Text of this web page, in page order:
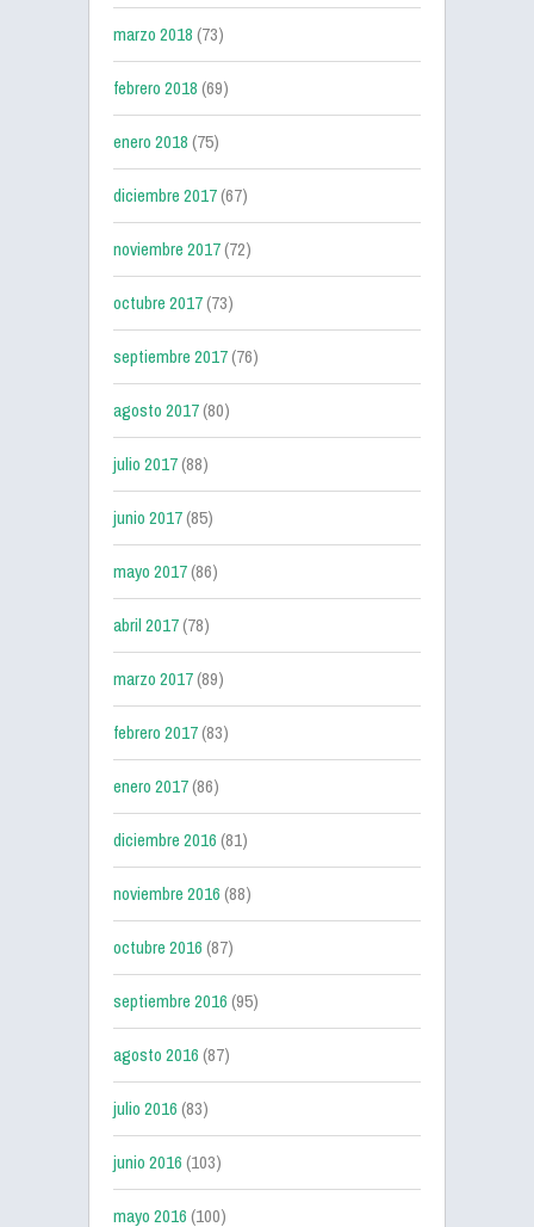
marzo 2018(73)
febrero 2018(69)
enero 2018(75)
diciembre 2017(67)
noviembre 2017(72)
octubre 2017(73)
septiembre 2017(76)
agosto 2017(80)
julio 2017(88)
junio 2017(85)
mayo 2017(86)
abril 2017(78)
marzo 2017(89)
febrero 2017(83)
enero 2017(86)
diciembre 2016(81)
noviembre 2016(88)
octubre 2016(87)
septiembre 2016(95)
agosto 2016(87)
julio 2016(83)
junio 2016(103)
mayo 2016(100)